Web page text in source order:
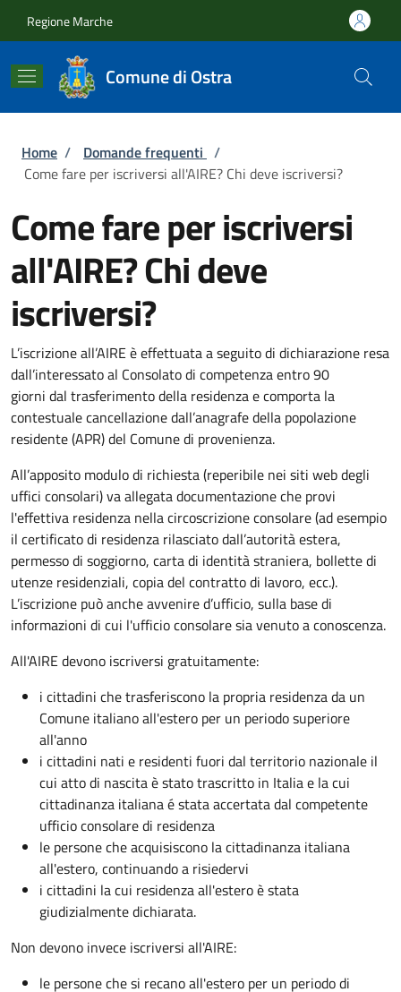
Regione Marche
Comune di Ostra
Briciole di pane
Home / Domande frequenti /
Come fare per iscriversi all'AIRE? Chi deve iscriversi?
Come fare per iscriversi
all'AIRE? Chi deve
iscriversi?
L’iscrizione all’AIRE è effettuata a seguito di dichiarazione resa
dall’interessato al Consolato di competenzaentro90
giorni dal trasferimento della residenzae comporta la
contestuale cancellazione dall’anagrafe della popolazione
residente (APR) del Comune di provenienza.
All’apposito modulo di richiesta (reperibile nei siti web degli
uffici consolari) va allegata documentazione che provi
l'effettiva residenza nella circoscrizione consolare (ad esempio
il certificato di residenza rilasciato dall’autorità estera,
permesso di soggiorno, carta di identità straniera, bollette di
utenze residenziali, copia del contratto di lavoro, ecc.).
L’iscrizione può anche avvenire d’ufficio, sulla base di
informazioni di cui l'ufficio consolare sia venuto a conoscenza.
All'AIRE devono iscriversi gratuitamente:
i cittadini che trasferiscono la propria residenza da un
Comune italiano all'estero per un periodo superiore
all'anno
i cittadini nati e residenti fuori dal territorio nazionale il
cui atto di nascita è stato trascritto in Italia e la cui
cittadinanza italiana é stata accertata dal competente
ufficio consolare di residenza
le persone che acquisiscono la cittadinanza italiana
all'estero, continuando a risiedervi
i cittadini la cui residenza all'estero è stata
giudizialmente dichiarata.
Non devono invece iscriversi all'AIRE:
le persone che si recano all'estero per un periodo di